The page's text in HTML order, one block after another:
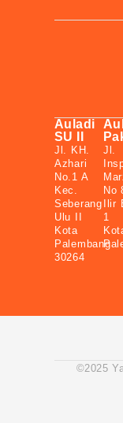
Auladi
SU II
Jl. KH.
Azhari
No.1 A
Kec.
Seberang
Ulu II
Kota
Palembang
30264
Jl.
No
Ilir
1
©2025